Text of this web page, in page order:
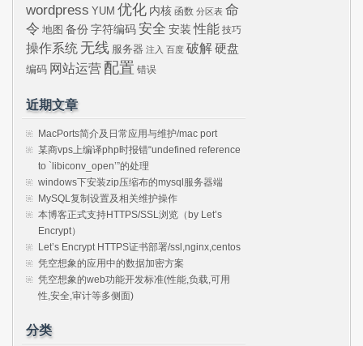
wordpress YUM 优化 内核 函数 分区表 命
令 地图 备份 字符编码 安全 安装 性能 技巧
操作系统 无线 服务器 注入 百度 破解硬盘
编码 网站运营 配置 错误
近期文章
MacPorts简介及日常应用与维护/mac port
某商vps上编译php时报错“undefined reference
to `libiconv_open’”的处理
windows下安装zip压缩布的mysql服务器端
MySQL复制设置及相关维护操作
本博客正式支持HTTPS/SSL浏览（by Let’s
Encrypt）
Let’s Encrypt HTTPS证书部署/ssl,nginx,centos
凭空想象的应用中的数据加密方案
凭空想象的web功能开发标准(性能,负载,可用
性,安全,审计等多侧面)
分类